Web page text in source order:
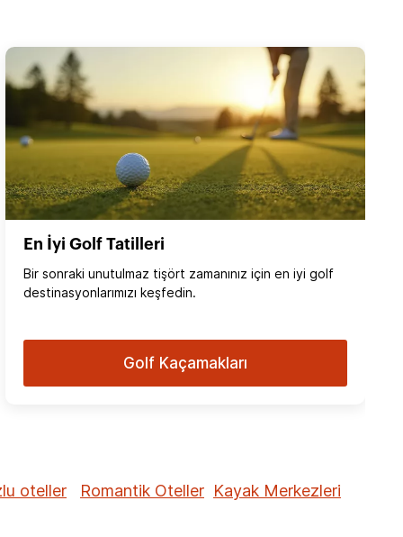
En İyi Golf Tatilleri
Bir sonraki unutulmaz tişört zamanınız için en iyi golf
destinasyonlarımızı keşfedin.
Golf Kaçamakları
oteller Romantik Oteller Kayak Merkezleri